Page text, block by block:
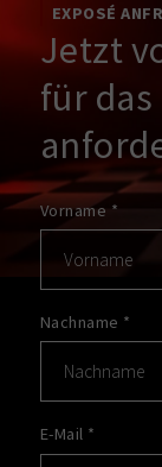
EXPOSÉ
Jetzt
für das
Vorname *
Nachname *
E-Mail *